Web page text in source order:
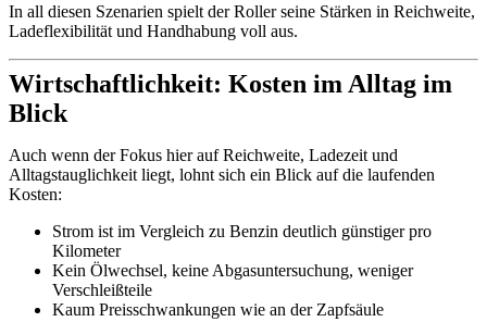
In all diesen Szenarien spielt der Roller seine Stärken in Reichweite,
Ladeflexibilität und Handhabung voll aus.
Wirtschaftlichkeit: Kosten im Alltag im
Blick
Auch wenn der Fokus hier auf Reichweite, Ladezeit und
Alltagstauglichkeit liegt, lohnt sich ein Blick auf die laufenden
Kosten:
Strom ist im Vergleich zu Benzin deutlich günstiger pro
Kilometer
Kein Ölwechsel, keine Abgasuntersuchung, weniger
Verschleißteile
Kaum Preisschwankungen wie an der Zapfsäule